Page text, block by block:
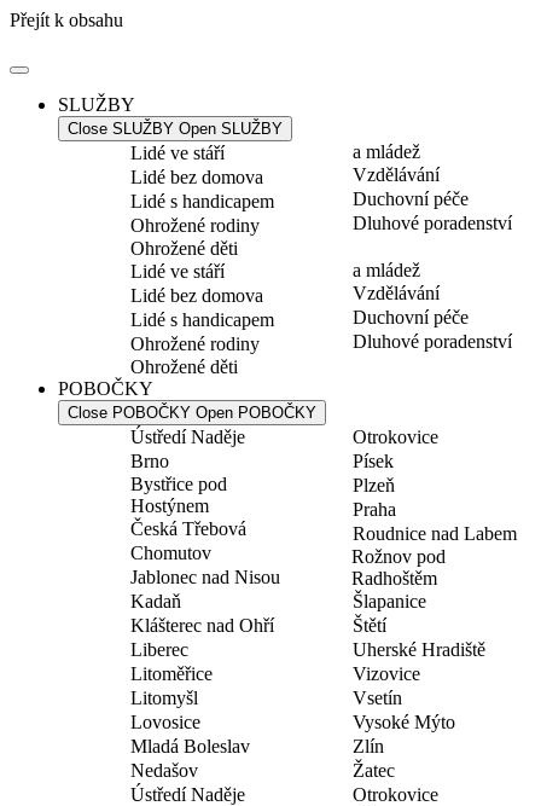
Přejít k obsahu
SLUŽBY
Close SLUŽBY Open SLUŽBY
Lidé ve stáří
Lidé bez domova
Lidé s handicapem
Ohrožené rodiny
Ohrožené děti
a mládež
Vzdělávání
Duchovní péče
Dluhové poradenství
Lidé ve stáří
Lidé bez domova
Lidé s handicapem
Ohrožené rodiny
Ohrožené děti
a mládež
Vzdělávání
Duchovní péče
Dluhové poradenství
POBOČKY
Close POBOČKY Open POBOČKY
Ústředí Naděje
Brno
Bystřice pod
Hostýnem
Česká Třebová
Chomutov
Jablonec nad Nisou
Kadaň
Klášterec nad Ohří
Liberec
Litoměřice
Litomyšl
Lovosice
Mladá Boleslav
Nedašov
Otrokovice
Písek
Plzeň
Praha
Roudnice nad Labem
Rožnov pod
Radhoštěm
Šlapanice
Štětí
Uherské Hradiště
Vizovice
Vsetín
Vysoké Mýto
Zlín
Žatec
Ústředí Naděje
Otrokovice